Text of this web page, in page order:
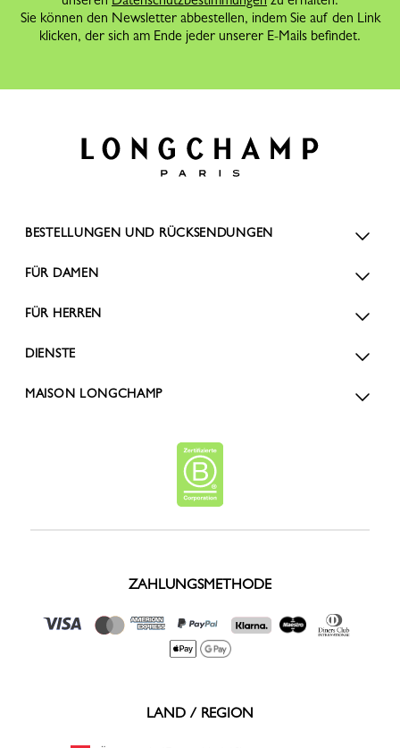
Sie können den Newsletter abbestellen, indem Sie auf den Link
klicken, der sich am Ende jeder unserer E-Mails befindet.
BESTELLUNGEN UND RÜCKSENDUNGEN
FÜR DAMEN
FÜR HERREN
DIENSTE
MAISON LONGCHAMP
ZAHLUNGSMETHODE
LAND / REGION